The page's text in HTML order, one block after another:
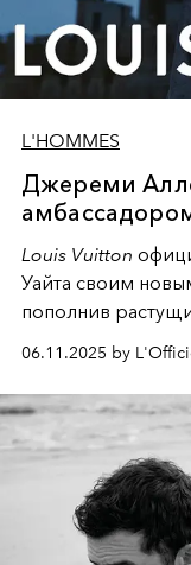
L'HOMMES
Джереми
Louis Vuitton
Уайта своим
пополнив
"Эмми" и
представлять
06.11.2025 by